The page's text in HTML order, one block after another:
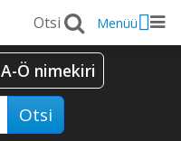
Menüü
A-Ö nimekiri
Otsi